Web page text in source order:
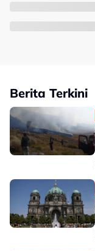
Berita Terkini